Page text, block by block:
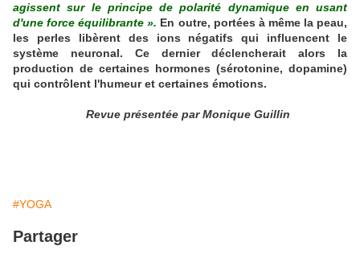
agissent sur le principe de polarité dynamique en usant
d'une force équilibrante ». En outre, portées à même la peau,
les perles libèrent des ions négatifs qui influencent le
système neuronal. Ce dernier déclencherait alors la
production de certaines hormones (sérotonine, dopamine)
qui contrôlent l'humeur et certaines émotions.
Revue présentée par Monique Guillin
#YOGA
Partager